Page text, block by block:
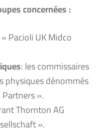
concernées :
Pacioli UK Midco
: les commissaires
physiques dénommés
».
Thornton AG
».